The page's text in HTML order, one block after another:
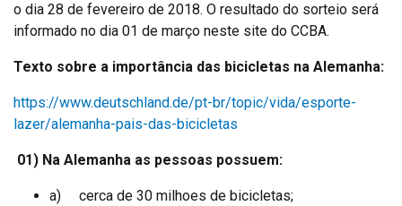
o dia 28 de fevereiro de 2018. O resultado do sorteio será
informado no dia 01 de março neste site do CCBA.
Texto sobre a importância das bicicletas na Alemanha:
https://www.deutschland.de/pt-br/topic/vida/esporte-
lazer/alemanha-pais-das-bicicletas
01) Na Alemanha as pessoas possuem:
a) cerca de 30 milhoes de bicicletas;